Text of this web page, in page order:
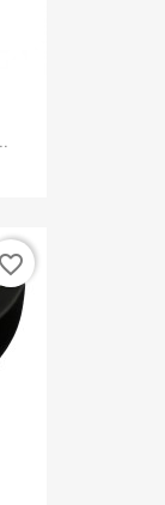
favorite_border